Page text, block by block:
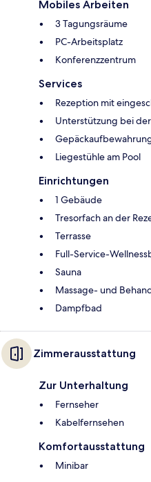
Mobiles Arbeiten
3 Tagungsräume
PC-Arbeitsplatz
Konferenzzentrum
Services
Rezeption mit
Unterstützung bei
Liegestühle am Pool
Einrichtungen
1 Gebäude
Tresorfach an der
Terrasse
Full-Service-
Sauna
Massage- und
Dampfbad
Zimmerausstattung
Zur Unterhaltung
Fernseher
Kabelfernsehen
Komfortausstattung
Minibar